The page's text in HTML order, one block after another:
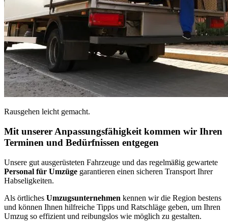
Rausgehen leicht gemacht.
Mit unserer Anpassungsfähigkeit kommen wir Ihren
Terminen und Bedürfnissen entgegen
Unsere gut ausgerüsteten Fahrzeuge und das regelmäßig gewartete
Personal für Umzüge garantieren einen sicheren Transport Ihrer
Habseligkeiten.
Als örtliches Umzugsunternehmen kennen wir die Region bestens
und können Ihnen hilfreiche Tipps und Ratschläge geben, um Ihren
Umzug so effizient und reibungslos wie möglich zu gestalten.